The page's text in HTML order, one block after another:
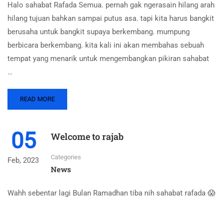
Halo sahabat Rafada Semua. pernah gak ngerasain hilang arah
hilang tujuan bahkan sampai putus asa. tapi kita harus bangkit
berusaha untuk bangkit supaya berkembang. mumpung
berbicara berkembang. kita kali ini akan membahas sebuah
tempat yang menarik untuk mengembangkan pikiran sahabat
…
READ MORE
05
Feb, 2023
Welcome to rajab
Categories
News
Wahh sebentar lagi Bulan Ramadhan tiba nih sahabat rafada 😱